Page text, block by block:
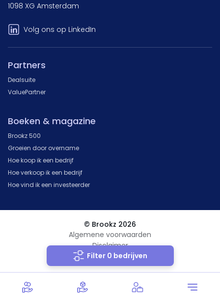
Filter 0 bedrijven
1098 XG Amsterdam
Volg ons op LinkedIn
Partners
Dealsuite
ValuePartner
Boeken & magazine
Brookz 500
Groeien door overname
Hoe koop ik een bedrijf
Hoe verkoop ik een bedrijf
Hoe vind ik een investeerder
© Brookz 2026
Algemene voorwaarden
Disclaimer
Privacy Statement